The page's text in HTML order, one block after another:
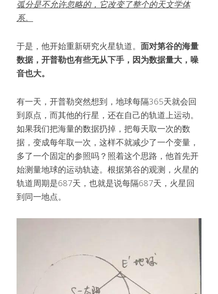
弧分是不允许忽略的，它改变了整个的天文学体
系。
于是，他开始重新研究火星轨道。 面对第谷的海量
数据，开普勒也有些无从下手，因为数据量大，噪
音也大。
有一天，开普勒突然想到，地球每隔365天就会回
到原点，而其他的行星，还在自己的轨道上运动。
如果我们把海量的数据扔掉，把每天取一次的数
据，变成每年取一次，这样不就减少了一个变量，
多了一个固定的参照吗？照着这个思路，他首先开
始测量地球的运动轨迹。根据第谷的观测，火星的
轨道周期是687天，也就是说每隔687天，火星回
到同一地点。